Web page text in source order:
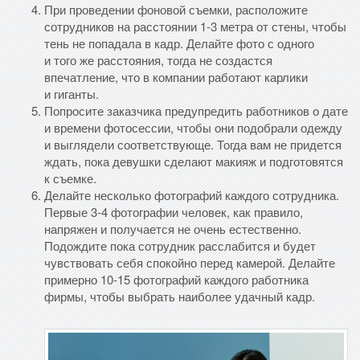
При проведении фоновой съемки, расположите
сотрудников на расстоянии 1-3 метра от стены, чтобы
тень не попадала в кадр. Делайте фото с одного
и того же расстояния, тогда не создастся
впечатление, что в компании работают карлики
и гиганты.
Попросите заказчика предупредить работников о дате
и времени фотосессии, чтобы они подобрали одежду
и выглядели соответствующе. Тогда вам не придется
ждать, пока девушки сделают макияж и подготовятся
к съемке.
Делайте несколько фотографий каждого сотрудника.
Первые 3-4 фотографии человек, как правило,
напряжен и получается не очень естественно.
Подождите пока сотрудник расслабится и будет
чувствовать себя спокойно перед камерой. Делайте
примерно 10-15 фотографий каждого работника
фирмы, чтобы выбрать наиболее удачный кадр.